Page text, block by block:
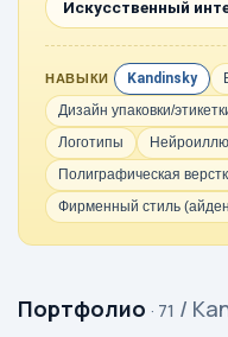
Искусственный
НАВЫКИ Kandinsky
Дизайн упаковки/
Логотипы
Полиграфическая
Фирменный стиль
Портфолио · 71 /